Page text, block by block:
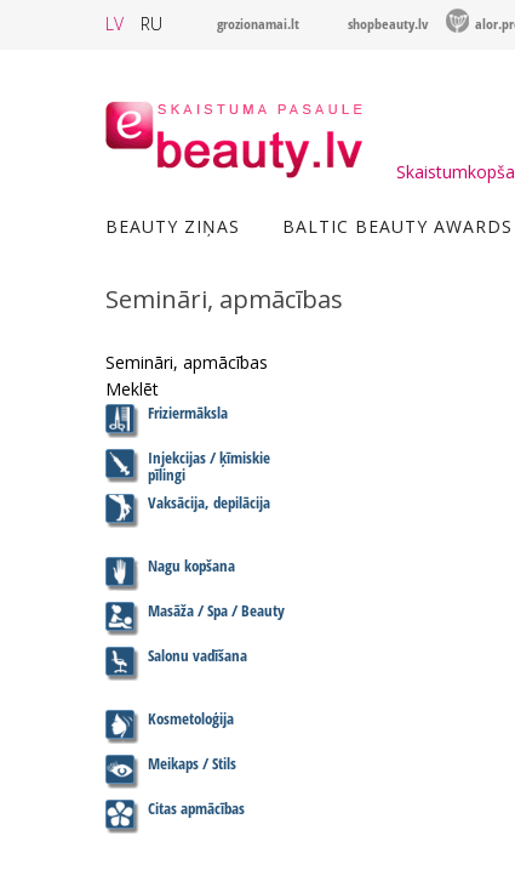
LV RU grozionamai.lt shopbeauty.lv
BEAUTY ZIŅAS BALTIC BEAUTY AWARDS
Semināri, apmācības
Semināri, apmācības
Meklēt
Friziermāksla
Injekcijas / ķīmiskie
pīlingi
Vaksācija, depilācija
Nagu kopšana
Masāža / Spa / Beauty
Salonu vadīšana
Kosmetoloģija
Meikaps / Stils
Citas apmācības